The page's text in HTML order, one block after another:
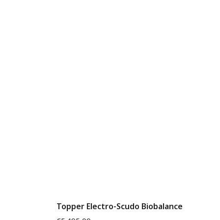
Topper Electro-Scudo Biobalance